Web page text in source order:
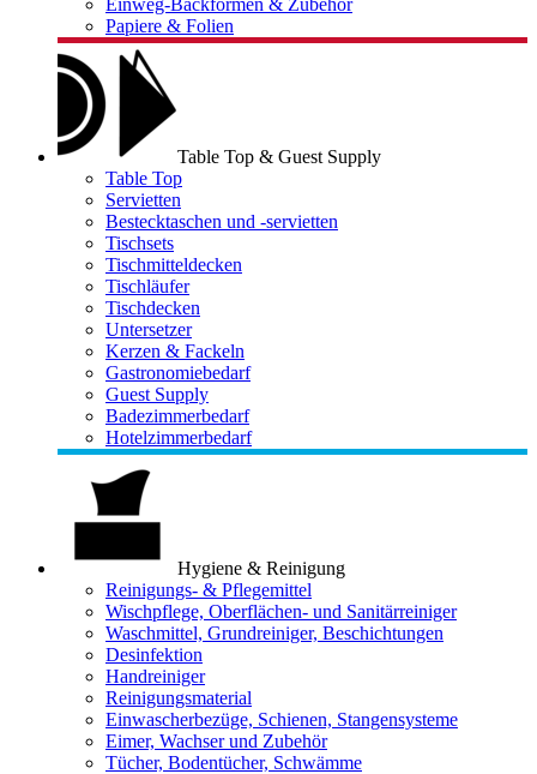
Einweg-Backformen & Zubehör
Papiere & Folien
Table Top & Guest Supply
Table Top
Servietten
Bestecktaschen und -servietten
Tischsets
Tischmitteldecken
Tischläufer
Tischdecken
Untersetzer
Kerzen & Fackeln
Gastronomiebedarf
Guest Supply
Badezimmerbedarf
Hotelzimmerbedarf
Hygiene & Reinigung
Reinigungs- & Pflegemittel
Wischpflege, Oberflächen- und Sanitärreiniger
Waschmittel, Grundreiniger, Beschichtungen
Desinfektion
Handreiniger
Reinigungsmaterial
Einwascherbezüge, Schienen, Stangensysteme
Eimer, Wachser und Zubehör
Tücher, Bodentücher, Schwämme